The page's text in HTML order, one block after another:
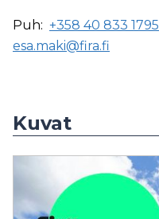
Puh: +358 40 833 1795
esa.maki@fira.fi
Kuvat